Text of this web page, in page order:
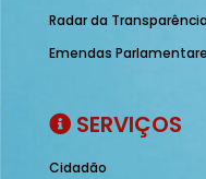
Radar da
Emendas
SERVIÇOS
Cidadão